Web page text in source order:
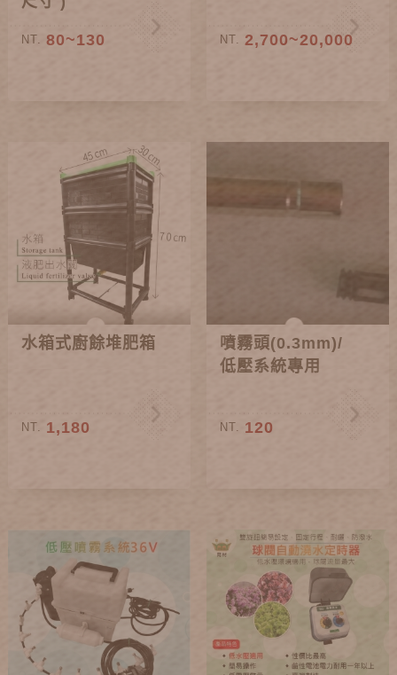
NT. 80~130 NT. 2,700~20,000
水箱式廚餘堆肥箱
NT. 1,180
噴霧頭(0.3mm)/
低壓系統專用
NT. 120